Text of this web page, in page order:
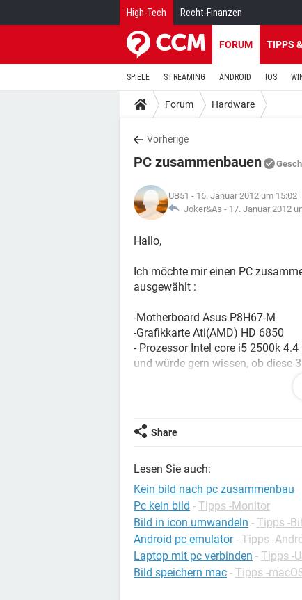
High-Tech Recht-Finanzen
FORUM TIPPS
SPIELE STREAMING ANDROID IOS
Forum Hardware
Vorherige
PC zusammenbauen
UB51 - 16. Januar 2012 um 15:02
Joker&As - 17. Januar 2012
Hallo,
Ich möchte mir einen PC
ausgewählt :
-Motherboard Asus P8H67-M
-Grafikkarte Ati(AMD) HD 6850
- Prozessor Intel core i5 2500k 4.4
und würde gern wissen, ob diese
Share
Lesen Sie auch:
Kein bild nach pc zusammenbau
Pc kein bild - Tipps -Monitor
Bild in icon umwandeln - Tipps -
Android pc emulator - Tipps -
Laptop mit pc verbinden - Tipps -
Bild speichern mac - Tipps -